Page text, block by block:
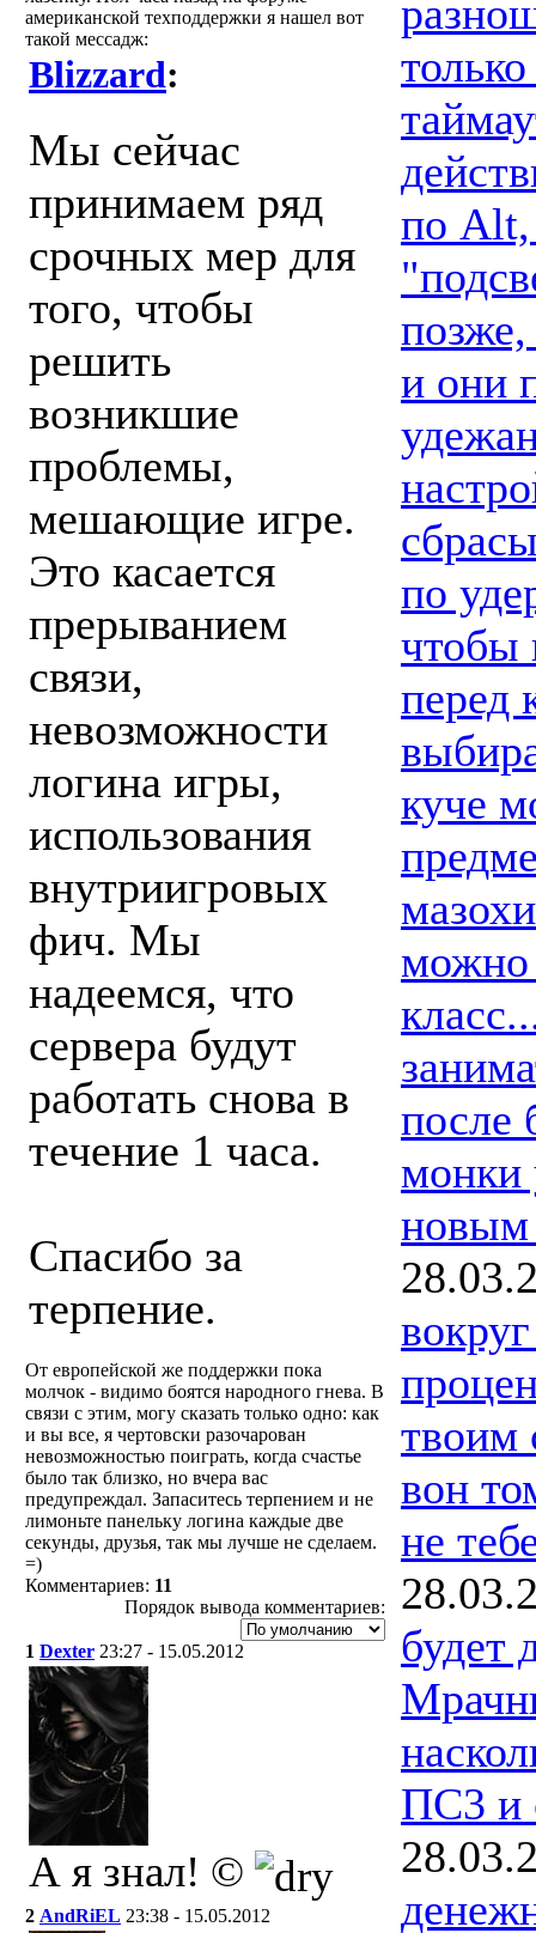
американской техподдержки я нашел вот
такой мессадж:
Blizzard:
Мы сейчас
принимаем ряд
срочных мер для
того, чтобы
решить
возникшие
проблемы,
мешающие игре.
Это касается
прерыванием
связи,
невозможности
логина игры,
использования
внутриигровых
фич. Мы
надеемся, что
сервера будут
работать снова в
течение 1 часа.
Спасибо за
терпение.
От европейской же поддержки пока
молчок - видимо боятся народного гнева. В
связи с этим, могу сказать только одно: как
и вы все, я чертовски разочарован
невозможностью поиграть, когда счастье
было так близко, но вчера вас
предупреждал. Запаситесь терпением и не
лимоньте панельку логина каждые две
секунды, друзья, так мы лучше не сделаем.
=)
Комментариев: 11
Порядок вывода комментариев:
1 Dexter 23:27 - 15.05.2012
А я знал! ©
2 AndRiEL 23:38 - 15.05.2012
по Alt,
и они
по
чтобы
перед
куче
можно
после
монки
новым
твоим
вон
не
будет
ПС3 и